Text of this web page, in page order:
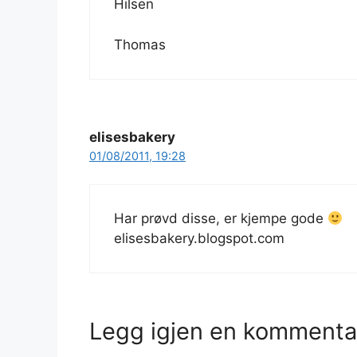
Hilsen
Thomas
elisesbakery
01/08/2011, 19:28
Har prøvd disse, er kjempe gode
elisesbakery.blogspot.com
Legg igjen en